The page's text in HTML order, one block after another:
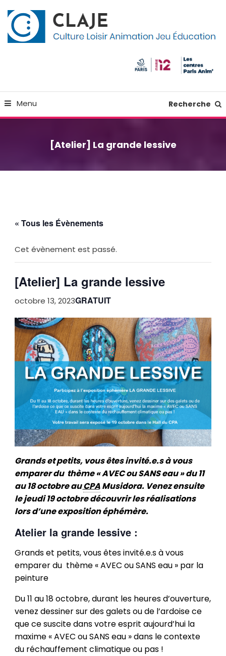
To
Content
Menu Recherche
[Atelier] La grande lessive
« Tous les Évènements
Cet évènement est passé.
[Atelier] La grande lessive
octobre 13, 2023GRATUIT
Grands et petits, vous êtes invité.e.s à vous
emparer du thème « AVEC ou SANS eau » du 11
au 18 octobre auCPAMusidora. Venez ensuite
le jeudi 19 octobre découvrir les réalisations
lors d’une exposition éphémère.
Atelier la grande lessive :
Grands et petits, vous êtes invité.e.s à vous
emparer du thème « AVEC ou SANS eau » par la
peinture
Du 11 au 18 octobre, durant les heures d’ouverture,
venez dessiner sur des galets ou de l’ardoise ce
que ce suscite dans votre esprit aujourd’hui la
maxime « AVEC ou SANS eau » dans le contexte
du réchauffement climatique ou pas !